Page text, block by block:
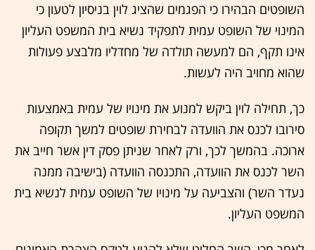
השופטים הבהירו כי הפגמים שהציג לוין בניסיון לטעון כי
המינוי של השופט עמית לתפקיד נשיא בית המשפט העליון
אינו תקף, הם למעשה תולדה של מחדליו מלבצע פעולות
שהוא מחויב היה לעשות.
כך, תחילה לוין ביקש למנוע את מינויו של עמית באמצעות
סירובו לכנס את הוועדה לבחירת שופטים למשך תקופה
ארוכה. בהמשך לכך, ורק לאחר שניתן פסק דין אשר חייב את
השר לכנס את הוועדה, התכנסה הוועדה (בישיבה ממנה
נעדר השר) והצביעה על מינויו של השופט עמית לנשיא בית
המשפט העליון.